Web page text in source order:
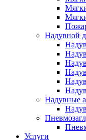
Надувной
Надувные
Услуги